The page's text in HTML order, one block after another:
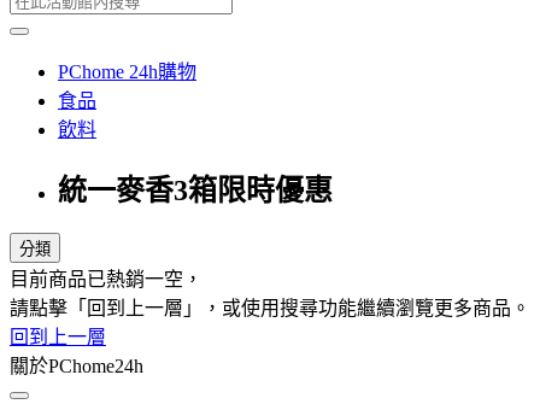
PChome 24h購物
食品
飲料
統一麥香3箱限時優惠
分類
目前商品已熱銷一空，
請點擊「回到上一層」，或使用搜尋功能繼續瀏覽更多商品。
回到上一層
關於PChome24h